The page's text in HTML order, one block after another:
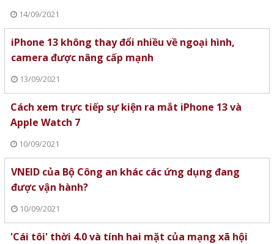
14/09/2021
iPhone 13 không thay đổi nhiều về ngoại hình,
camera được nâng cấp mạnh
13/09/2021
Cách xem trực tiếp sự kiện ra mắt iPhone 13 và
Apple Watch 7
10/09/2021
VNEID của Bộ Công an khác các ứng dụng đang
được vận hành?
10/09/2021
'Cái tôi' thời 4.0 và tính hai mặt của mạng xã hội